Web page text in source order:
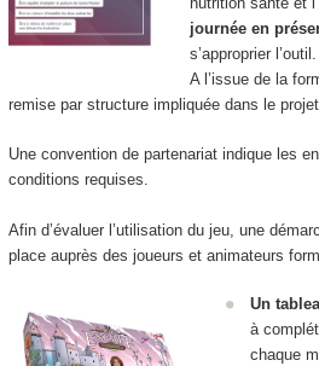
journée en
s’approprier l’outil.
A l’issue de la
remise par structure impliquée dans le
Une convention de partenariat indique les
conditions requises.
Afin d’évaluer l’utilisation du jeu, une
place auprès des joueurs et animateurs
Un
à
chaque